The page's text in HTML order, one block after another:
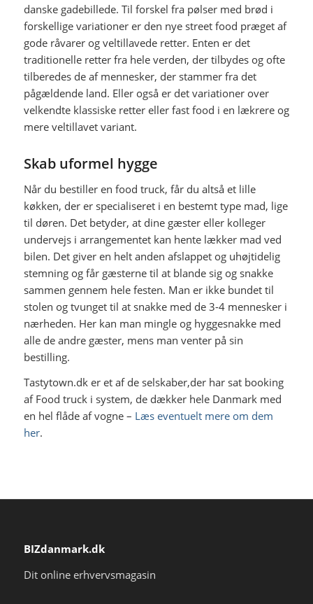
danske gadebillede. Til forskel fra pølser med brød i
forskellige variationer er den nye street food præget af
gode råvarer og veltillavede retter. Enten er det
traditionelle retter fra hele verden, der tilbydes og ofte
tilberedes de af mennesker, der stammer fra det
pågældende land. Eller også er det variationer over
velkendte klassiske retter eller fast food i en lækrere og
mere veltillavet variant.
Skab uformel hygge
Når du bestiller en food truck, får du altså et lille
køkken, der er specialiseret i en bestemt type mad, lige
til døren. Det betyder, at dine gæster eller kolleger
undervejs i arrangementet kan hente lækker mad ved
bilen. Det giver en helt anden afslappet og uhøjtidelig
stemning og får gæsterne til at blande sig og snakke
sammen gennem hele festen. Man er ikke bundet til
stolen og tvunget til at snakke med de 3-4 mennesker i
nærheden. Her kan man mingle og hyggesnakke med
alle de andre gæster, mens man venter på sin
bestilling.
Tastytown.dk er et af de selskaber,der har sat booking
af Food truck i system, de dækker hele Danmark med
en hel flåde af vogne – Læs eventuelt mere om dem
her.
BIZdanmark.dk
Dit online erhvervsmagasin